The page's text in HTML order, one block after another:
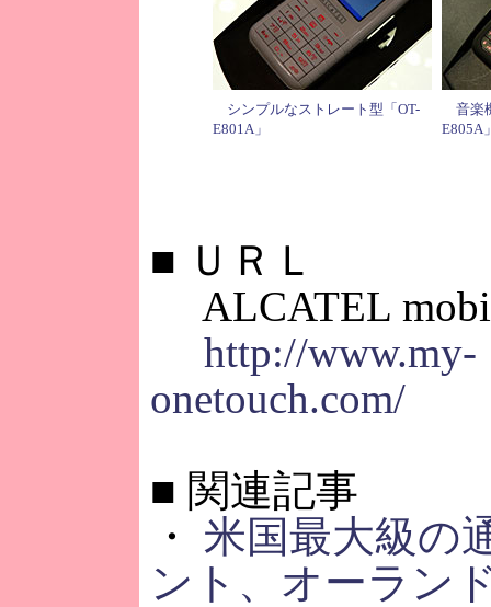
シンプルなストレート型「OT-
E801A」
音楽
E805A
■ ＵＲＬ
ALCATEL
http://www.my-
onetouch.com/
■ 関連記事
・ 米国最大級の
ント、オーラン